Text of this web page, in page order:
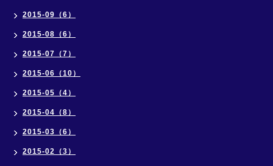
2015-09（6）
2015-08（6）
2015-07（7）
2015-06（10）
2015-05（4）
2015-04（8）
2015-03（6）
2015-02（3）